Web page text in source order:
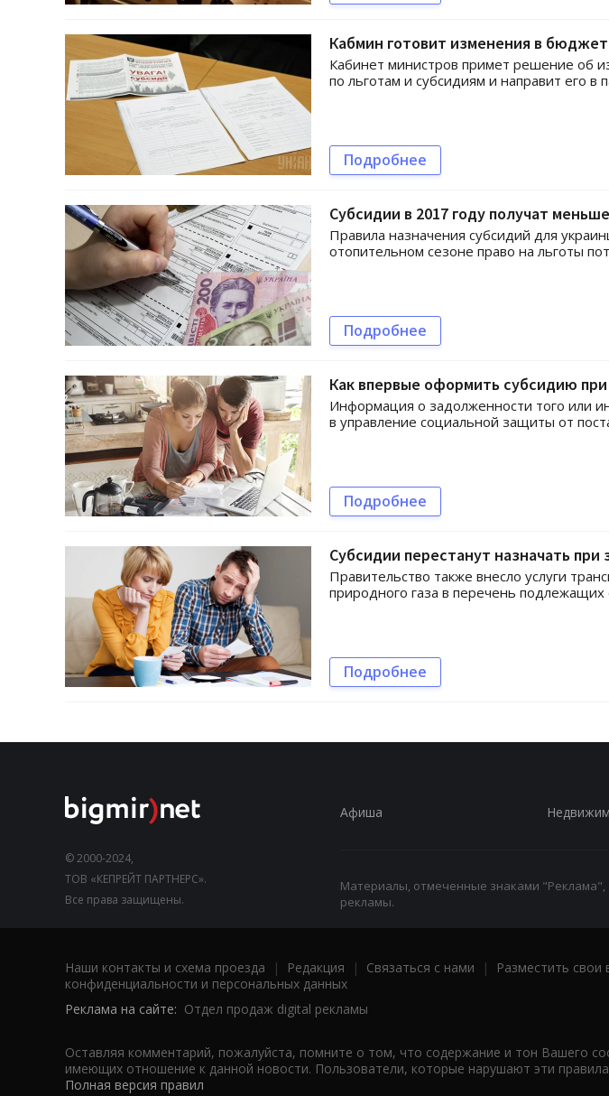
Кабмин готовит изменения в
Кабинет министров примет решение об
по льготам и субсидиям и направит его в
Подробнее
Субсидии в 2017 году получат
Правила назначения субсидий для
отопительном сезоне право на льготы
Подробнее
Как впервые оформить субсидию
Информация о задолженности того или
в управление социальной защиты от
Подробнее
Субсидии перестанут назначать
Правительство также внесло услуги
природного газа в перечень
Подробнее
© 2000-2024,
ТОВ «КЕПРЕЙТ ПАРТНЕРС».
Все права защищены.
Афиша
Материалы, отмеченные знаками "Реклама",
рекламы.
Наши контакты и схема проезда | Редакция | Связаться с нами | Разместить
конфиденциальности и персональных данных
Реклама на сайте: Отдел продаж digital рекламы
Оставляя комментарий, пожалуйста, помните о том, что содержание и тон Вашего
имеющих отношение к данной новости. Пользователи, которые нарушают эти
Полная версия правил